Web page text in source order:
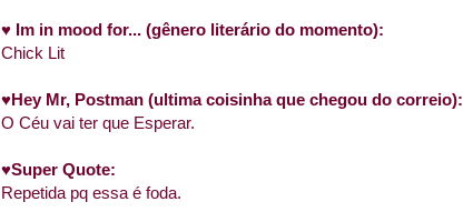
♥ Im in mood for... (gênero literário do momento):
Chick Lit
♥Hey Mr, Postman (ultima coisinha que chegou do correio):
O Céu vai ter que Esperar.
♥Super Quote:
Repetida pq essa é foda.